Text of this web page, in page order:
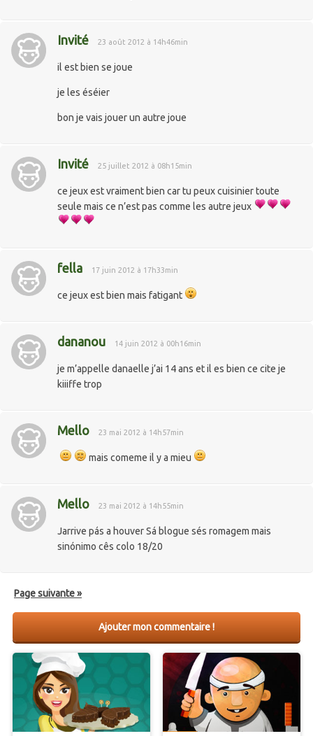
Invité 23 août 2012 à 14h46min
il est bien se joue
je les éséier
bon je vais jouer un autre joue
Invité 25 juillet 2012 à 08h15min
ce jeux est vraiment bien car tu peux cuisinier toute
seule mais ce n’est pas comme les autre jeux
fella 17 juin 2012 à 17h33min
ce jeux est bien mais fatigant
dananou 14 juin 2012 à 00h16min
je m’appelle danaelle j’ai 14 ans et il es bien ce cite je
kiiiffe trop
Mello 23 mai 2012 à 14h57min
mais comeme il y a mieu
Mello 23 mai 2012 à 14h55min
Jarrive pás a houver Sá blogue sés romagem mais
sinónimo cês colo 18/20
Page suivante »
Ajouter mon commentaire !